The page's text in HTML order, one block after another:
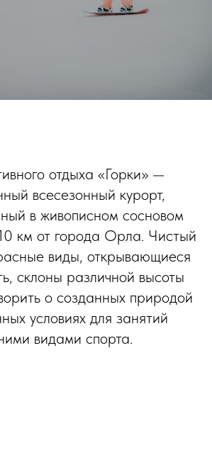
отдыха «Горки» —
всесезонный курорт,
в живописном сосновом
км от города Орла. Чистый
виды, открывающиеся
склоны различной высоты
о созданных природой
условиях для занятий
видами спорта.